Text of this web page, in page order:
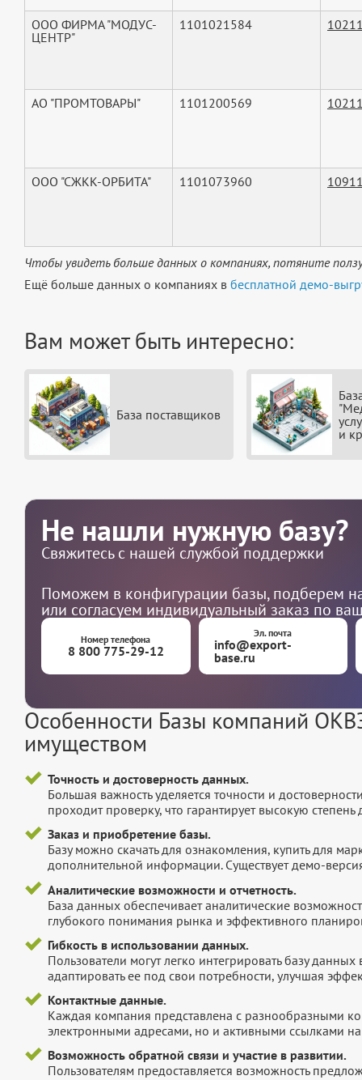
ООО ФИРМА "МОДУС-
ЦЕНТР"
1101021584
АО "ПРОМТОВАРЫ" 1101200569
ООО "СЖКК-ОРБИТА" 1101073960
Чтобы увидеть больше данных о компаниях, потяните
Ещё больше данных о компаниях в бесплатной демо-
Вам может быть интересно:
База поставщиков
и
Не нашли нужную базу?
Свяжитесь с нашей службой поддержки
Поможем в конфигурации базы, подберем
или согласуем индивидуальный заказ по
Номер телефона
8 800 775-29-12
Эл. почта
info@export-
base.ru
Особенности Базы компаний
имуществом
Точность и достоверность данных.
Большая важность уделяется точности и
проходит проверку, что гарантирует высокую
Заказ и приобретение базы.
Базу можно скачать для ознакомления, купить для
дополнительной информации. Существует демо-
Аналитические возможности и отчетность.
База данных обеспечивает аналитические
глубокого понимания рынка и эффективного
Гибкость в использовании данных.
Пользователи могут легко интегрировать базу
адаптировать ее под свои потребности, улучшая
Контактные данные.
Каждая компания представлена с разнообразными
электронными адресами, но и активными ссылками
Возможность обратной связи и участие в развитии.
Пользователям предоставляется возможность